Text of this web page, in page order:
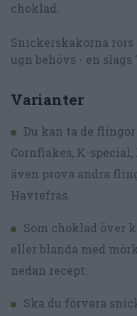
choklad.
Snickerskakorna
ugn behövs - en slags
Varianter
Du kan ta de
Cornflakes, K-
även prova andra
Havrefras.
Som choklad över
eller blanda med
nedan recept.
Ska du förvara